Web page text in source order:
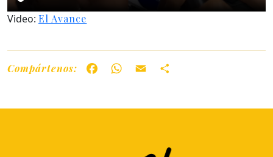
Video: El Avance
Compártenos: FacebookWhatsApp
Email